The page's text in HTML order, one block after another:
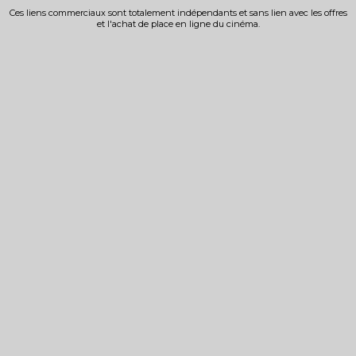
Ces liens commerciaux sont totalement indépendants et sans lien avec les offres
et l'achat de place en ligne du cinéma.